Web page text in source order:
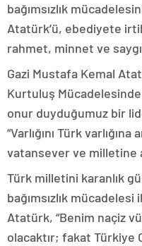
bağımsızlık
Atatürk’ü, ebediyete
rahmet, minnet ve saygı
Gazi Mustafa Kemal
Kurtuluş
onur duyduğumuz bir
“Varlığını Türk
vatansever ve milletine
Türk milletini karanlık
bağımsızlık
Atatürk, “Benim naçiz
olacaktır; fakat